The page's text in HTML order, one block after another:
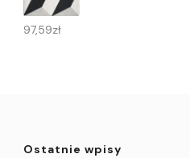
97,59zł
Ostatnie wpisy